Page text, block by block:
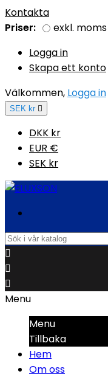
Kontakta
Priser:
exkl. moms
Logga in
Skapa ett konto
Välkommen, Logga in
SEK kr 
DKK kr
EUR €
SEK kr



Menu
Menu
Tillbaka
Hem
Om oss